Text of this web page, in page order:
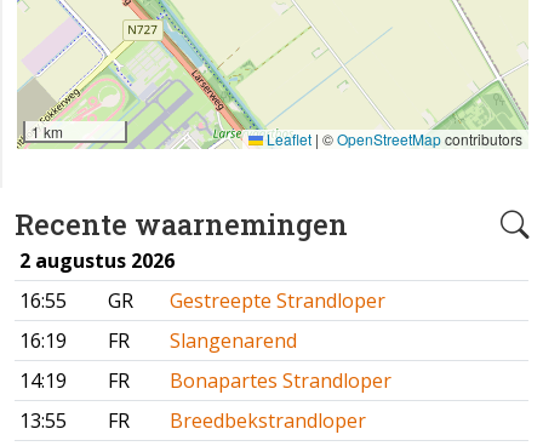
Recente waarnemingen
2 augustus 2026
16:55
GR
Gestreepte Strandloper
16:19
FR
Slangenarend
14:19
FR
Bonapartes Strandloper
13:55
FR
Breedbekstrandloper
1 km Leaflet | ©OpenStreetMapcontributors